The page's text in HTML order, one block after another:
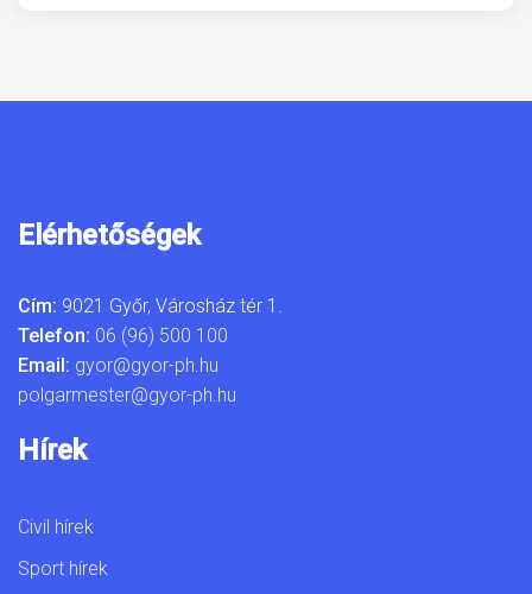
Elérhetőségek
Cím: 9021 Győr, Városház tér 1.
Telefon: 06 (96) 500 100
Email: gyor@gyor-ph.hu
polgarmester@gyor-ph.hu
Hírek
Civil hírek
Sport hírek